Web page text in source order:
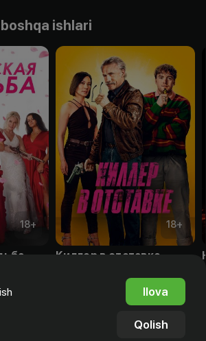
ishlari
18+ 18+
Киллер в отставке
Ilova
Qolish